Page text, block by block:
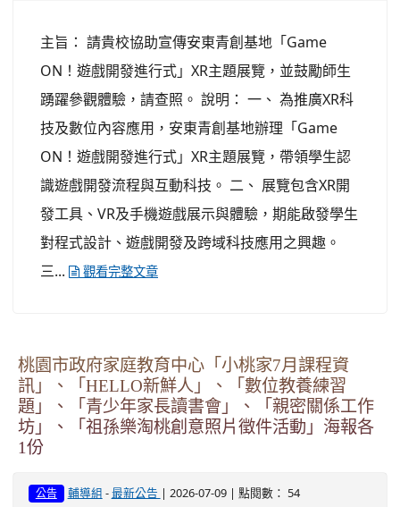
主旨： 請貴校協助宣傳安東青創基地「Game
ON！遊戲開發進行式」XR主題展覽，並鼓勵師生
踴躍參觀體驗，請查照。 說明： 一、 為推廣XR科
技及數位內容應用，安東青創基地辦理「Game
ON！遊戲開發進行式」XR主題展覽，帶領學生認
識遊戲開發流程與互動科技。 二、 展覽包含XR開
發工具、VR及手機遊戲展示與體驗，期能啟發學生
對程式設計、遊戲開發及跨域科技應用之興趣。
三...
觀看完整文章
桃園市政府家庭教育中心「小桃家7月課程資
訊」、「HELLO新鮮人」、「數位教養練習
題」、「青少年家長讀書會」、「親密關係工作
坊」、「祖孫樂淘桃創意照片徵件活動」海報各
1份
公告 輔導組 - 最新公告 | 2026-07-09 | 點閱數： 54